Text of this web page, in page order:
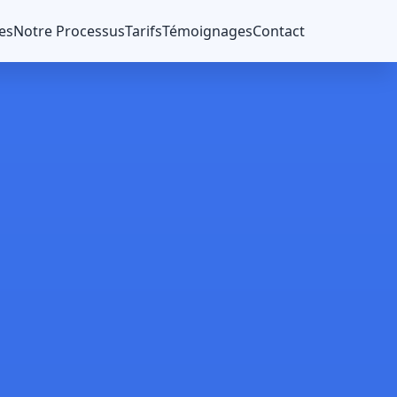
Notre ProcessusTarifsTémoignagesContact